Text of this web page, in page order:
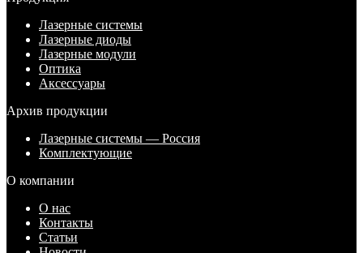
Лазерные системы
Лазерные диоды
Лазерные модули
Оптика
Аксессуары
Архив продукции
Лазерные системы — Россия
Комплектующие
О компании
О нас
Контакты
Статьи